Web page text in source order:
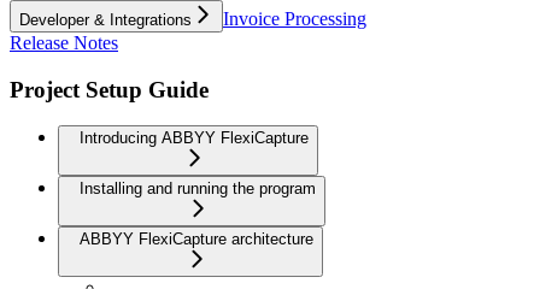
Developer & Integrations
Invoice Processing
Release Notes
Project Setup Guide
Introducing ABBYY FlexiCapture
Installing and running the program
ABBYY FlexiCapture architecture